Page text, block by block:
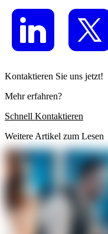
Kontaktieren Sie uns jetzt!
Mehr erfahren?
Schnell Kontaktieren
Weitere Artikel zum Lesen